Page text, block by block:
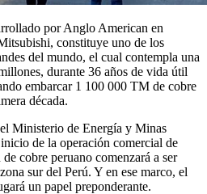
por Anglo American en
constituye uno de los
del mundo, el cual contempla una
durante 36 años de vida útil
embarcar 1 100 000 TM de cobre
década.
Ministerio de Energía y Minas
de la operación comercial de
cobre peruano comenzará a ser
sur del Perú. Y en ese marco, el
un papel preponderante.